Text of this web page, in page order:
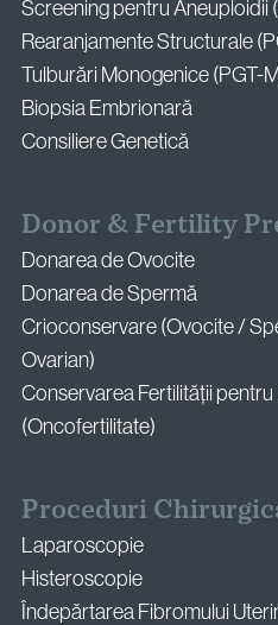
Screening pentru Aneuploidii
Rearanjamente Structurale
Tulburări Monogenice (PGT-
Biopsia Embrionară
Consiliere Genetică
Donor & Fertility
Donarea de Ovocite
Donarea de Spermă
Crioconservare (Ovocite /
Ovarian)
Conservarea Fertilității
(Oncofertilitate)
Proceduri
Laparoscopie
Histeroscopie
Îndepărtarea Fibromului